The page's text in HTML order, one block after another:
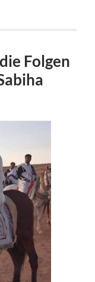
Folgen